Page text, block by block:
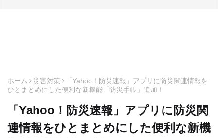
ホーム 災害対策
「Yahoo！防災速報」アプリに防災関連情報を
ひとまとめにした便利な新機能「防災手帳」追加！
「Yahoo！防災速報」アプリに防災関
連情報をひとまとめにした便利な新機